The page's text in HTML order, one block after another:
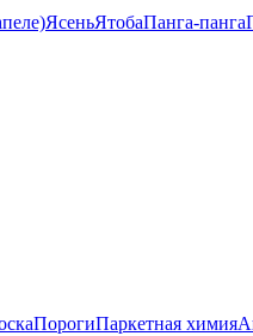
ЯсеньЯтобаПанга-панга
ПорогиПаркетная химия